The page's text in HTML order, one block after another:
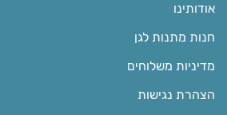
אודותינו
חנות מתנות לגן
מדיניות משלוחים
הצהרת נגישות